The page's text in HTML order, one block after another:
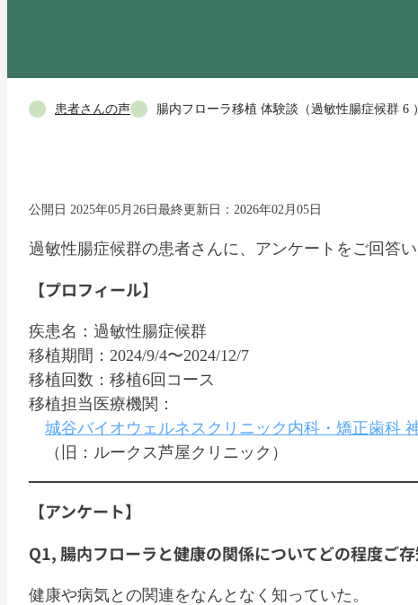
患者さんの声 腸内フローラ移植 体験談（過敏性腸症候群 6
公開日 2025年05月26日最終更新日：2026年02月05日
過敏性腸症候群の患者さんに、アンケートをご回答い
【プロフィール】
疾患名：過敏性腸症候群
移植期間：2024/9/4〜2024/12/7
移植回数：移植6回コース
移植担当医療機関：
城谷バイオウェルネスクリニック内科・矯正歯科
（旧：ルークス芦屋クリニック）
【アンケート】
Q1, 腸内フローラと健康の関係についてどの程度ご
健康や病気との関連をなんとなく知っていた。